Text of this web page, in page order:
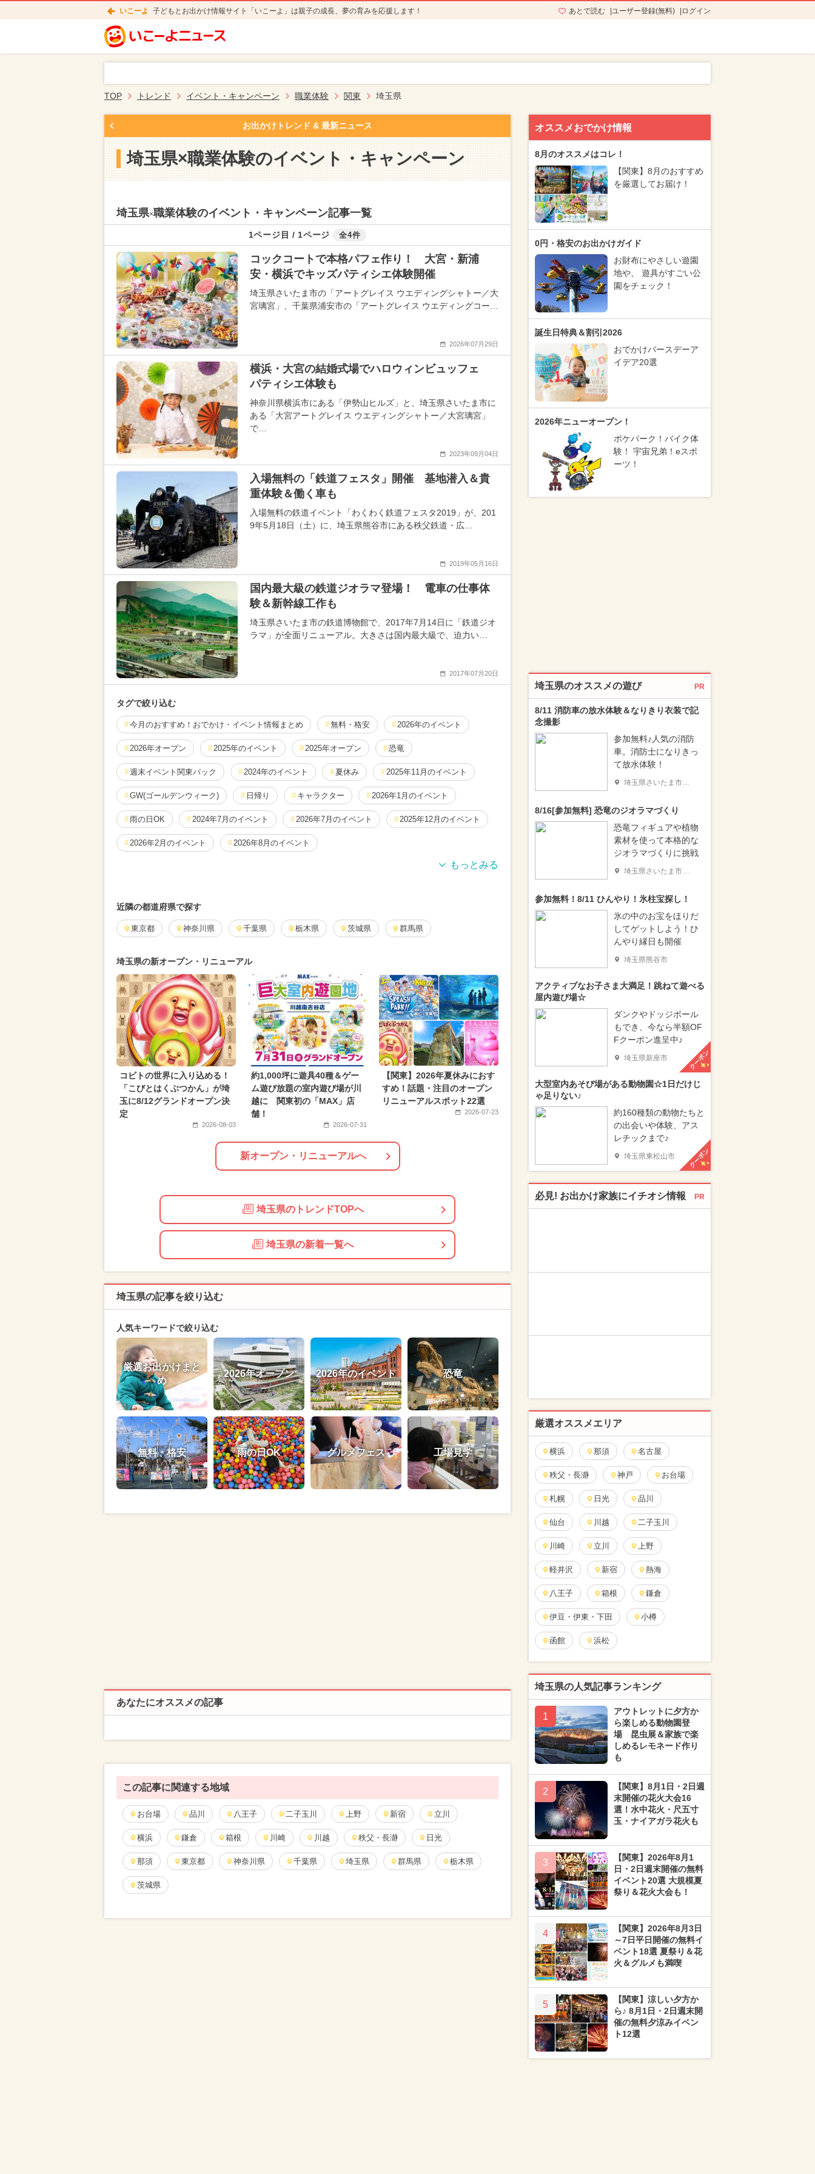
いこーよ 子どもとお出かけ情報サイト「いこーよ」は親子の成長、夢の育みを応援します！ あとで読む ユーザー登録(無料) ログイン
TOP トレンド イベント・キャンペーン 職業体験 関東 埼玉県
お出かけトレンド & 最新ニュース
埼玉県×職業体験のイベント・キャンペーン
埼玉県×職業体験のイベント・キャンペーン記事一覧
1ページ目 / 1ページ 全4件
コックコートで本格パフェ作り！ 大宮・新浦
安・横浜でキッズパティシエ体験開催
埼玉県さいたま市の「アートグレイス ウエディングシャトー／大
宮璃宮」、千葉県浦安市の「アートグレイス ウエディングコー…
2026年07月29日
横浜・大宮の結婚式場でハロウィンビュッフェ
パティシエ体験も
神奈川県横浜市にある「伊勢山ヒルズ」と、埼玉県さいたま市に
ある「大宮アートグレイス ウエディングシャトー／大宮璃宮」
で…
2023年09月04日
入場無料の「鉄道フェスタ」開催 基地潜入＆貴
重体験＆働く車も
入場無料の鉄道イベント「わくわく鉄道フェスタ2019」が、201
9年5月18日（土）に、埼玉県熊谷市にある秩父鉄道・広…
2019年05月16日
国内最大級の鉄道ジオラマ登場！ 電車の仕事体
験＆新幹線工作も
埼玉県さいたま市の鉄道博物館で、2017年7月14日に「鉄道ジオ
ラマ」が全面リニューアル。大きさは国内最大級で、迫力い…
2017年07月20日
タグで絞り込む
今月のおすすめ！おでかけ・イベント情報まとめ 無料・格安 2026年のイベント
2026年オープン 2025年のイベント 2025年オープン 恐竜
週末イベント関東パック 2024年のイベント 夏休み 2025年11月のイベント
GW(ゴールデンウィーク) 日帰り キャラクター 2026年1月のイベント
雨の日OK 2024年7月のイベント 2026年7月のイベント 2025年12月のイベント
2026年2月のイベント 2026年8月のイベント
2025年9月のイベント
2024年11月のイベント 2024年12月のイベント 2024年10月のイベント
2026年6月のイベント 2024年9月のイベント 2025年7月のイベント クリスマス
2024年4月のイベント 2024年3月のイベント 2024年5月のイベント
2024年8月のイベント 2025年4月のイベント 2024年6月のイベント
2025年2月のイベント 2024年2月のイベント ハロウィン 花火
2025年1月のイベント 都民の日・県民の日・市民の日 春休み
2025年6月のイベント
近隣の都道府県で探す
東京都 神奈川県 千葉県 栃木県 茨城県 群馬県
埼玉県の新オープン・リニューアル
コビトの世界に入り込める！
「こびとはくぶつかん」が埼
玉に8/12グランドオープン決
定
2026-08-03
約1,000坪に遊具40種＆ゲー
ム遊び放題の室内遊び場が川
越に 関東初の「MAX」店
舗！
2026-07-31
【関東】2026年夏休みにおす
すめ！話題・注目のオープン
リニューアルスポット22選
2026-07-23
新オープン・リニューアルへ
埼玉県のトレンドTOPへ
埼玉県の新着一覧へ
埼玉県の記事を絞り込む
人気キーワードで絞り込む
厳選お出かけまと
め
2026年オープン 2026年のイベント 恐竜
無料・格安 雨の日OK グルメフェス 工場見学
あなたにオススメの記事
この記事に関連する地域
お台場 品川 八王子 二子玉川 上野 新宿 立川
横浜 鎌倉 箱根 川崎 川越 秩父・長瀞 日光
那須 東京都 神奈川県 千葉県 埼玉県 群馬県 栃木県
茨城県
オススメおでかけ情報
8月のオススメはコレ！
【関東】8月のおすすめ
を厳選してお届け！
0円・格安のお出かけガイド
お財布にやさしい遊園
地や、 遊具がすごい公
園をチェック！
誕生日特典＆割引2026
おでかけバースデーア
イデア20選
2026年ニューオープン！
ポケパーク！バイク体
験！ 宇宙兄弟！eスポ
ーツ！
埼玉県のオススメの遊び PR
8/11 消防車の放水体験＆なりきり衣装で記
念撮影
参加無料♪人気の消防
車。消防士になりきっ
て放水体験！
埼玉県さいたま市浦和区
8/16[参加無料] 恐竜のジオラマづくり
恐竜フィギュアや植物
素材を使って本格的な
ジオラマづくりに挑戦
埼玉県さいたま市北区
参加無料！8/11 ひんやり！氷柱宝探し！
氷の中のお宝をほりだ
してゲットしよう！ひ
んやり縁日も開催
埼玉県熊谷市
アクティブなお子さま大満足！跳ねて遊べる
屋内遊び場☆
ダンクやドッジボール
もでき、今なら半額OF
Fクーポン進呈中♪
埼玉県新座市 クーポン
大型室内あそび場がある動物園☆1日だけじ
ゃ足りない♪
約160種類の動物たちと
の出会いや体験、アス
レチックまで♪
埼玉県東松山市 クーポン
必見! お出かけ家族にイチオシ情報 PR
厳選オススメエリア
横浜 那須 名古屋
秩父・長瀞 神戸 お台場
札幌 日光 品川
仙台 川越 二子玉川
川崎 立川 上野
軽井沢 新宿 熱海
八王子 箱根 鎌倉
伊豆・伊東・下田 小樽
函館 浜松
埼玉県の人気記事ランキング
1
アウトレットに夕方か
ら楽しめる動物園登
場 昆虫展＆家族で楽
しめるレモネード作り
も
2
【関東】8月1日・2日週
末開催の花火大会16
選！水中花火・尺五寸
玉・ナイアガラ花火も
3
【関東】2026年8月1
日・2日週末開催の無料
イベント20選 大規模夏
祭り＆花火大会も！
4
【関東】2026年8月3日
～7日平日開催の無料イ
ベント18選 夏祭り＆花
火＆グルメも満喫
5
【関東】涼しい夕方か
ら♪ 8月1日・2日週末開
催の無料夕涼みイベン
ト12選